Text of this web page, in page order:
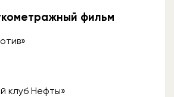
фильм
клуб Нефты»